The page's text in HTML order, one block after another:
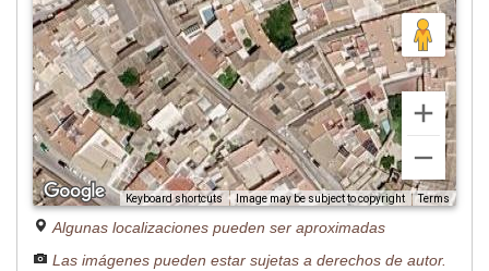
Keyboard shortcuts Image may be subject to copyright Terms
Algunas localizaciones pueden ser aproximadas
Las imágenes pueden estar sujetas a derechos de autor.